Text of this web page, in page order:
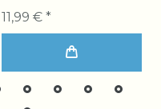
11,99 € *